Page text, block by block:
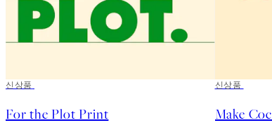
50%*
신상품
For the Plot Print
50%*
신상품
Make